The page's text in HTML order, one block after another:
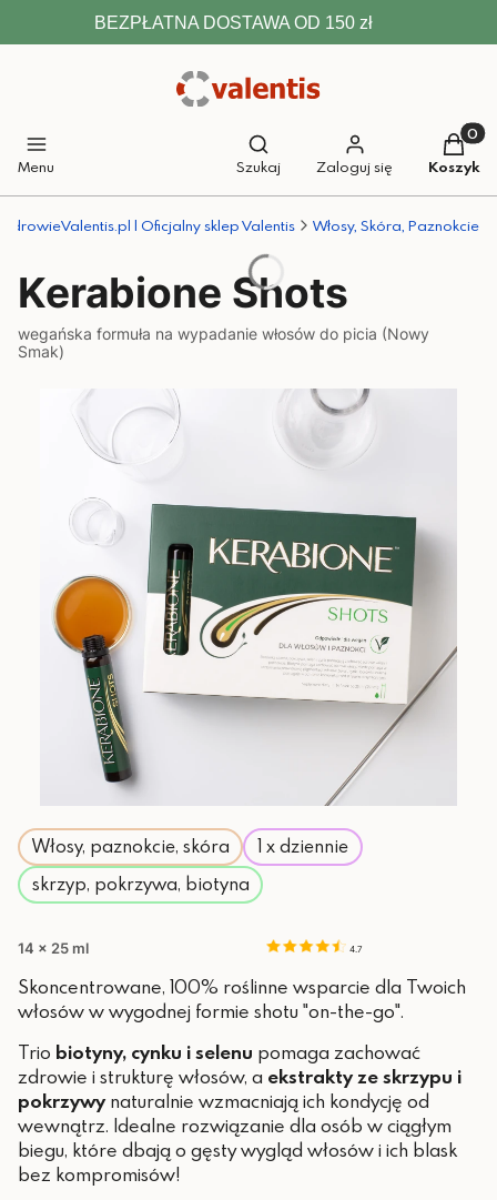
BEZPŁATNA DOSTAWA OD 150 zł
Menu
Otwórz wyszukiwarkę
Szukaj Zaloguj się Koszyk
ZdrowieValentis.pl | Oficjalny sklep Valentis Włosy, Skóra, Paznokcie
Kerabione Shots
wegańska formuła na wypadanie włosów do picia (Nowy
Smak)
Włosy, paznokcie, skóra
1 x dziennie
skrzyp, pokrzywa, biotyna
14 x 25 ml 4.7
Skoncentrowane, 100% roślinne wsparcie dla Twoich
włosów w wygodnej formie shotu "on-the-go".
Trio biotyny, cynku i selenu pomaga zachować
zdrowie i strukturę włosów, a ekstrakty ze skrzypu i
pokrzywynaturalnie wzmacniają ich kondycję od
wewnątrz. Idealne rozwiązanie dla osób w ciągłym
biegu, które dbają o gęsty wygląd włosów i ich blask
bez kompromisów!